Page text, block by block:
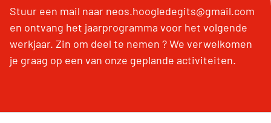
Stuur een mail naar neos.hoogledegits@gmail.com
en ontvang het jaarprogramma voor het volgende
werkjaar. Zin om deel te nemen ? We verwelkomen
je graag op een van onze geplande activiteiten.